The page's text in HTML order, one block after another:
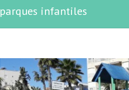
parques infantiles